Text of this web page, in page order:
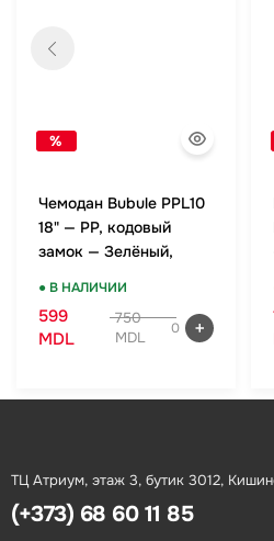
%
Чемодан Bubule PPL10
18" — PP, кодовый
замок — Зелёный,
● В НАЛИЧИИ
599
MDL
750
MDL
0
ТЦ Атриум, этаж 3, бутик 3012,
(+373) 68 60 11 85